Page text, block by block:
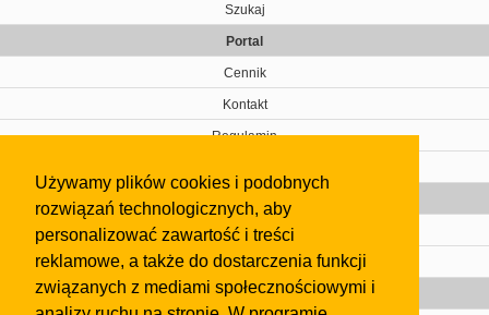
Używamy plików cookies i podobnych
rozwiązań technologicznych, aby
personalizować zawartość i treści
reklamowe, a także do dostarczenia funkcji
związanych z mediami społecznościowymi i
Szukaj
Portal
Cennik
Kontakt
Regulamin
Gazeta
Olkusz
Kontakt
Strefa dla biznesu